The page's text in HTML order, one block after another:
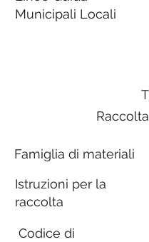
Municipali Locali
Famiglia di materiali
Istruzioni per la
raccolta
Codice di